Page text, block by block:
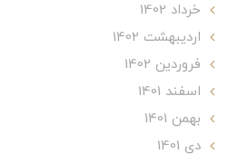
خرداد 1402
ارديبهشت 1402
فروردین 1402
اسفند 1401
بهمن 1401
دی 1401